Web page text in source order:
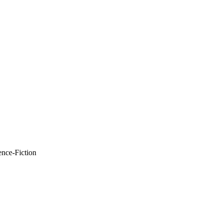
Fiction